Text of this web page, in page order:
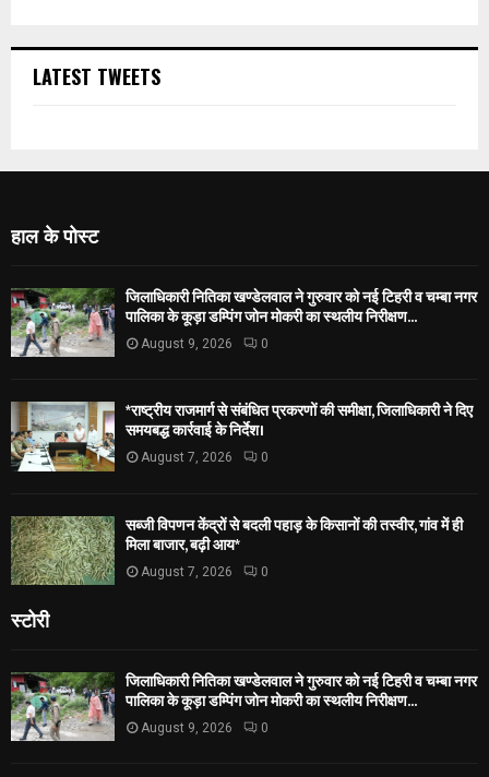
LATEST TWEETS
हाल के पोस्ट
जिलाधिकारी नितिका खण्डेलवाल ने गुरुवार को नई टिहरी व चम्बा नगर
पालिका के कूड़ा डम्पिंग जोन मोकरी का स्थलीय निरीक्षण...
August 9, 2026 0
*राष्ट्रीय राजमार्ग से संबंधित प्रकरणों की समीक्षा, जिलाधिकारी ने दिए
समयबद्ध कार्रवाई के निर्देश।
August 7, 2026 0
सब्जी विपणन केंद्रों से बदली पहाड़ के किसानों की तस्वीर, गांव में ही
मिला बाजार, बढ़ी आय*
August 7, 2026 0
स्टोरी
जिलाधिकारी नितिका खण्डेलवाल ने गुरुवार को नई टिहरी व चम्बा नगर
पालिका के कूड़ा डम्पिंग जोन मोकरी का स्थलीय निरीक्षण...
August 9, 2026 0